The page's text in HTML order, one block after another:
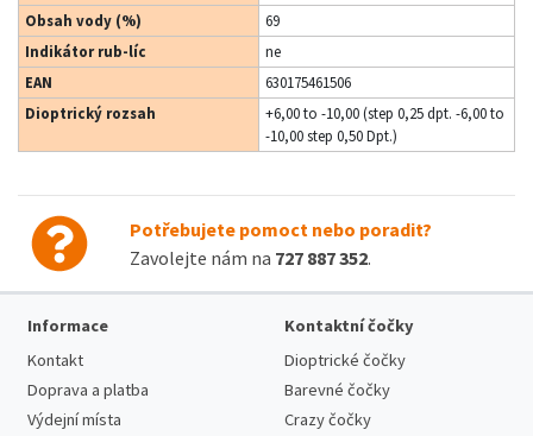
Obsah vody (%)
69
Indikátor rub-líc
ne
EAN
630175461506
Dioptrický rozsah
+6,00 to -10,00 (step 0,25 dpt. -6,00 to
-10,00 step 0,50 Dpt.)
Potřebujete pomoct nebo poradit?
Zavolejte nám na 727 887 352.
Informace
Kontakt
Doprava a platba
Výdejní místa
Kontaktní čočky
Dioptrické čočky
Barevné čočky
Crazy čočky